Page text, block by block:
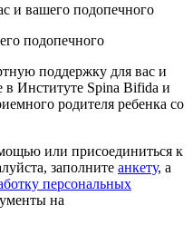
вашего подопечного
подопечного
поддержку для вас и
в Институте Spina Bifida и
родителя ребенка со
или присоединиться к
заполните анкету, а
персональных
на